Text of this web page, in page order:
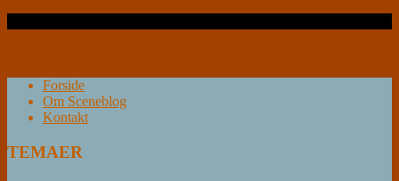
Forside
Om Sceneblog
Kontakt
TEMAER